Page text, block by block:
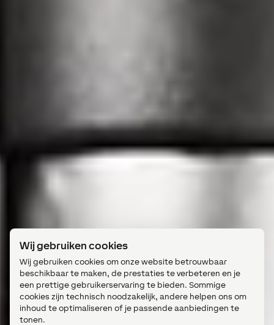
Wij gebruiken cookies
Wij gebruiken cookies om onze website betrouwbaar
beschikbaar te maken, de prestaties te verbeteren en je
een prettige gebruikerservaring te bieden. Sommige
cookies zijn technisch noodzakelijk, andere helpen ons om
inhoud te optimaliseren of je passende aanbiedingen te
tonen.